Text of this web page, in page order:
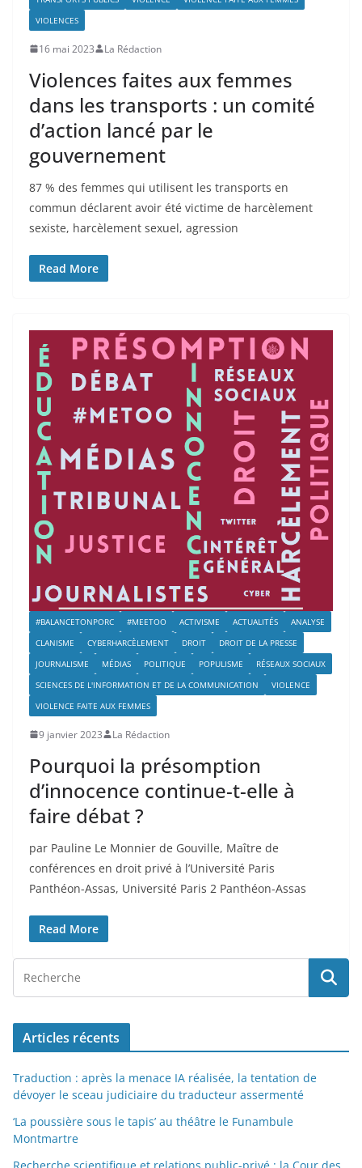
VIOLENCES
16 mai 2023 La Rédaction
Violences faites aux femmes
dans les transports : un comité
d’action lancé par le
gouvernement
87 % des femmes qui utilisent les transports en
commun déclarent avoir été victime de harcèlement
sexiste, harcèlement sexuel, agression
Read More
#BALANCETONPORC #MEETOO ACTIVISME ACTUALITÉS
ANALYSE
CLANISME
CYBERHARCÈLEMENT DROIT
DROIT DE LA PRESSE
JOURNALISME
MÉDIAS POLITIQUE POPULISME
RÉSEAUX SOCIAUX
SCIENCES DE L'INFORMATION ET DE LA COMMUNICATION
VIOLENCE
VIOLENCE FAITE AUX FEMMES
9 janvier 2023 La Rédaction
Pourquoi la présomption
d’innocence continue-t-elle à
faire débat ?
par Pauline Le Monnier de Gouville, Maître de
conférences en droit privé à l’Université Paris
Panthéon-Assas, Université Paris 2 Panthéon-Assas
Read More
Articles récents
Traduction : après la menace IA réalisée, la tentation de
dévoyer le sceau judiciaire du traducteur assermenté
‘La poussière sous le tapis’ au théâtre le Funambule
Montmartre